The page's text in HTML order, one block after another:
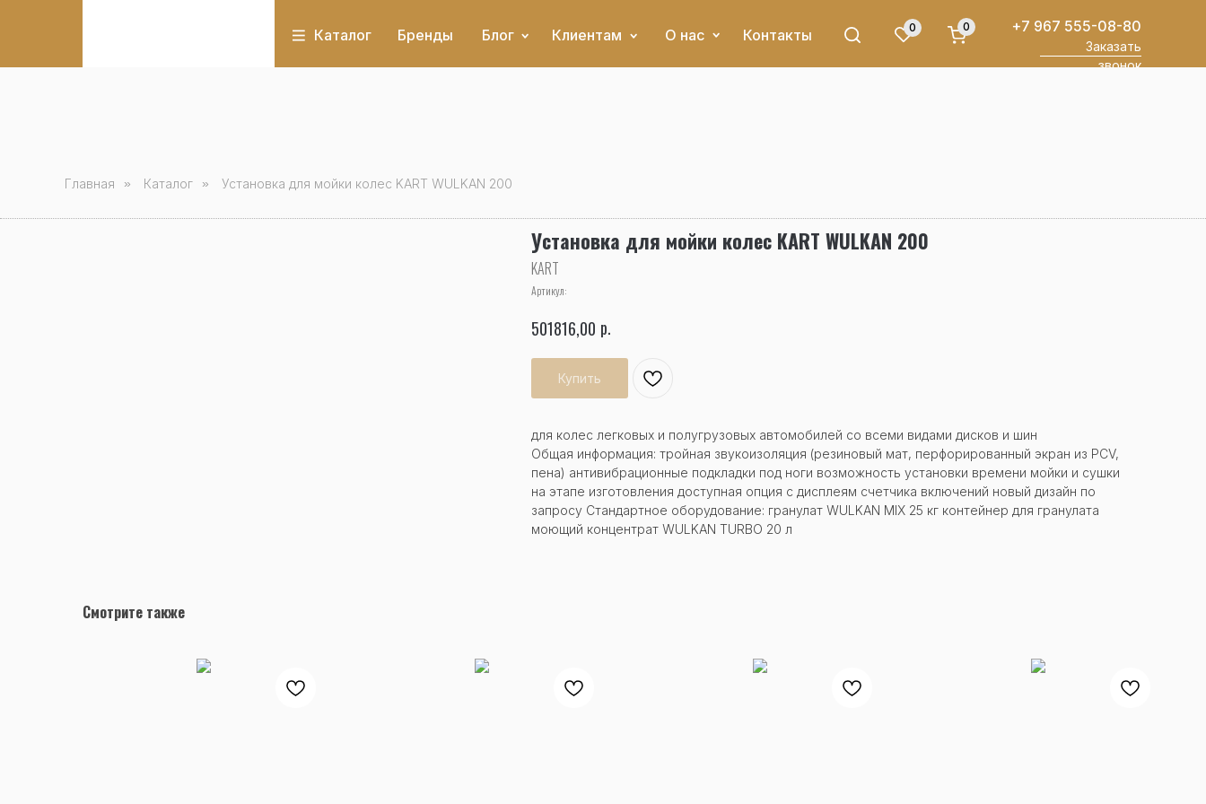
Контакты
Каталог 0 0 +7 967 555-08-80
Заказать
звонок
Клиентам О нас
Бренды Блог
Главная » Каталог » Установка для мойки колес KART WULKAN 200
Установка для мойки колес KART WULKAN 200
KART
Артикул:
501816,00 р.
Купить
для колес легковых и полугрузовых автомобилей со всеми видами дисков и шин
Общая информация: тройная звукоизоляция (резиновый мат, перфорированный экран из PCV,
пена) антивибрационные подкладки под ноги возможность установки времени мойки и сушки
на этапе изготовления доступная опция с дисплеям счeтчика включений новый дизайн по
запросу Стандартное оборудование: гранулат WULKAN MIX 25 кг контейнер для гранулата
моющий концентрат WULKAN TURBO 20 л
Смотрите также